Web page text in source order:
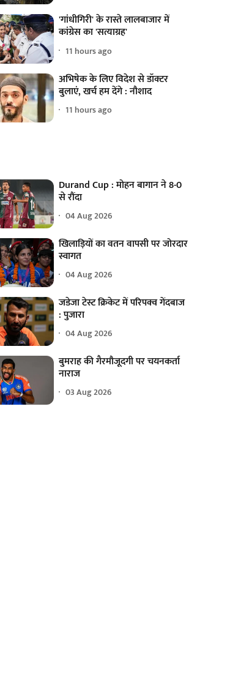
'गांधीगिरी' के रास्ते लालबाजार में
कांग्रेस का 'सत्याग्रह'
11 hours ago
अभिषेक के लिए विदेश से डॉक्टर
बुलाएं, खर्च हम देंगे : नौशाद
11 hours ago
Durand Cup : मोहन बागान ने 8-0
से रौंदा
04 Aug 2026
खिलाड़ियों का वतन वापसी पर जोरदार
स्वागत
04 Aug 2026
जडेजा टेस्ट क्रिकेट में परिपक्व गेंदबाज
: पुजारा
04 Aug 2026
बुमराह की गैरमौजूदगी पर चयनकर्ता
नाराज
03 Aug 2026